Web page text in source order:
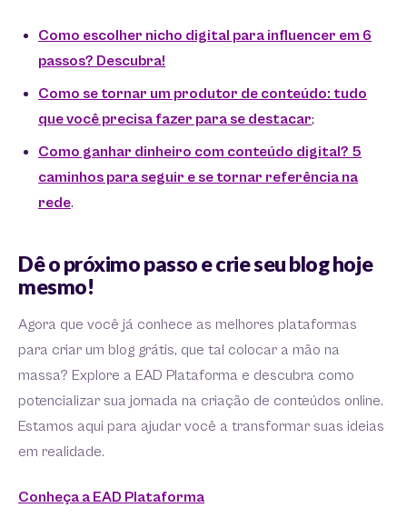
Como escolher nicho digital para influencer em 6
passos? Descubra!
Como se tornar um produtor de conteúdo: tudo
que você precisa fazer para se destacar;
Como ganhar dinheiro com conteúdo digital? 5
caminhos para seguir e se tornar referência na
rede.
Dê o próximo passo e crie seu blog hoje
mesmo!
Agora que você já conhece as melhores plataformas
para criar um blog grátis, que tal colocar a mão na
massa? Explore a EAD Plataforma e descubra como
potencializar sua jornada na criação de conteúdos online.
Estamos aqui para ajudar você a transformar suas ideias
em realidade.
Conheça a EAD Plataforma